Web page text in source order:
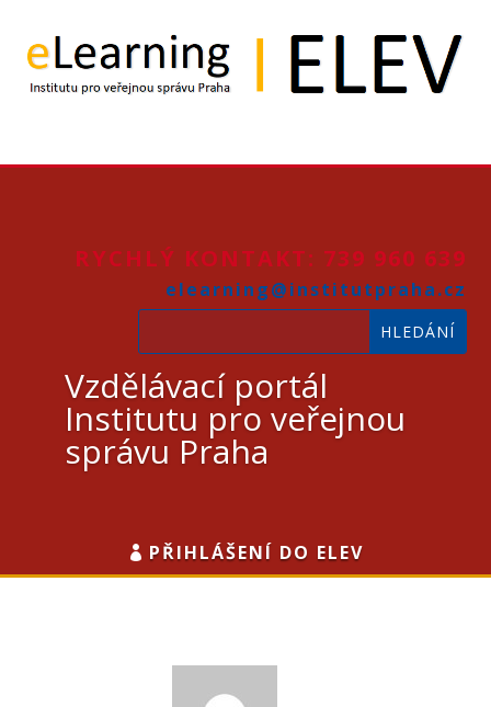
RYCHLÝ KONTAKT: 739 960 639
elearning@institutpraha.cz
Vzdělávací portál
Institutu pro veřejnou
správu Praha
PŘIHLÁŠENÍ DO ELEV